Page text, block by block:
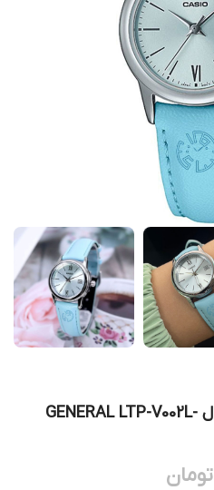
ساعت مچی زنانه کاسیو جنرال GENERAL LTP-V002L-
تومان